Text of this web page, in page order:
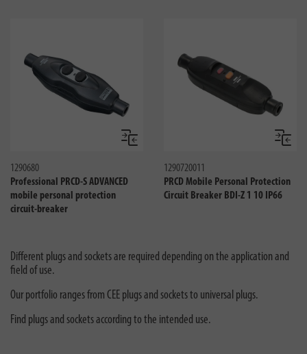
Сравнить
1290680
Professional PRCD-S ADVANCED
mobile personal protection
circuit-breaker
1290720011
PRCD Mobile Personal Protection
Circuit Breaker BDI-Z 1 10 IP66
Different plugs and sockets are required depending on the application and
field of use.
Our portfolio ranges from CEE plugs and sockets to universal plugs.
Find plugs and sockets according to the intended use.